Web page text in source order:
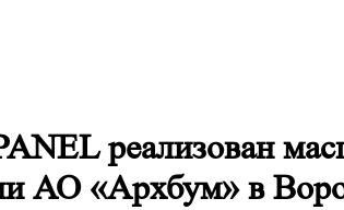
реализован
АО «Архбум» в